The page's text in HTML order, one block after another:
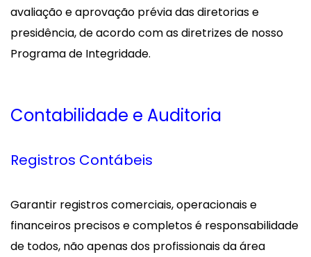
avaliação e aprovação prévia das diretorias e
presidência, de acordo com as diretrizes de nosso
Programa de Integridade.
Contabilidade e Auditoria
Registros Contábeis
Garantir registros comerciais, operacionais e
financeiros precisos e completos é responsabilidade
de todos, não apenas dos profissionais da área